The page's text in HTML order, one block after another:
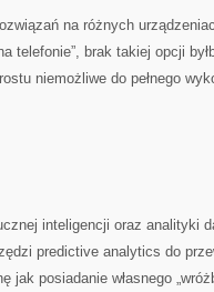
na różnych
telefonie”, brak takiej opcji
niemożliwe do pełnego
inteligencji oraz analityki
predictive analytics do
posiadanie własnego